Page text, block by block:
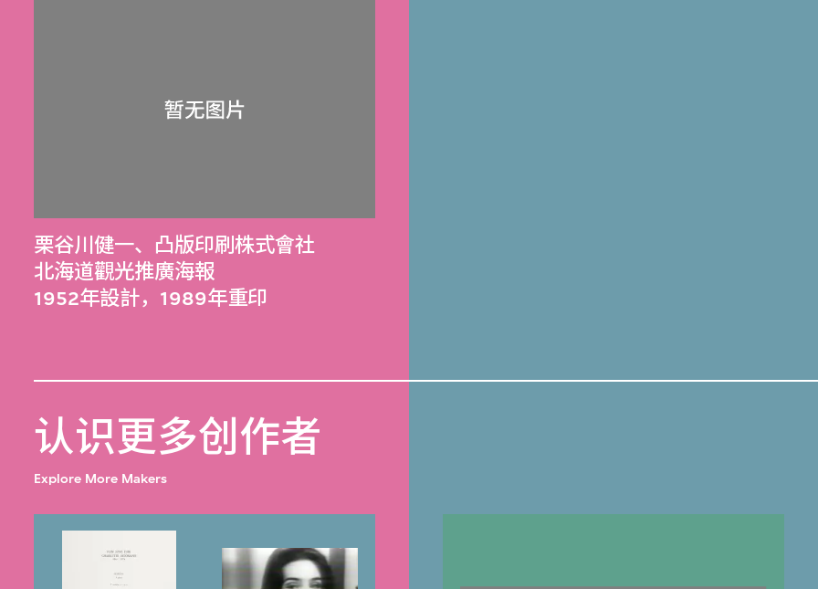
栗谷川健一、 凸版印刷株式會社
北海道觀光推廣海報
1952年設計，1989年重印
认识更多创作者
Explore More Makers